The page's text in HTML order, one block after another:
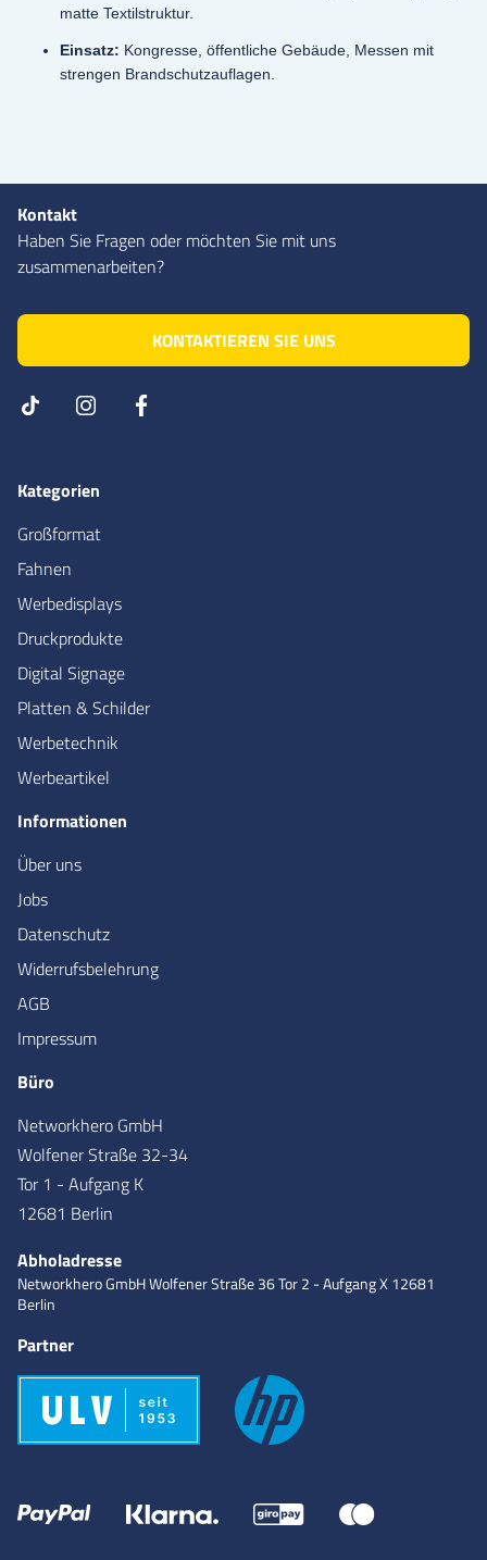
matte Textilstruktur.
Einsatz: Kongresse, öffentliche Gebäude, Messen mit
strengen Brandschutzauflagen.
Kontakt
Haben Sie Fragen oder möchten Sie mit uns
zusammenarbeiten?
KONTAKTIEREN SIE UNS
Kategorien
Großformat
Fahnen
Werbedisplays
Druckprodukte
Digital Signage
Platten & Schilder
Werbetechnik
Werbeartikel
Informationen
Über uns
Jobs
Datenschutz
Widerrufsbelehrung
AGB
Impressum
Büro
Networkhero GmbH
Wolfener Straße 32-34
Tor 1 - Aufgang K
12681 Berlin
Abholadresse
Networkhero GmbHWolfener Straße 36Tor 2 - Aufgang X12681
Berlin
Partner